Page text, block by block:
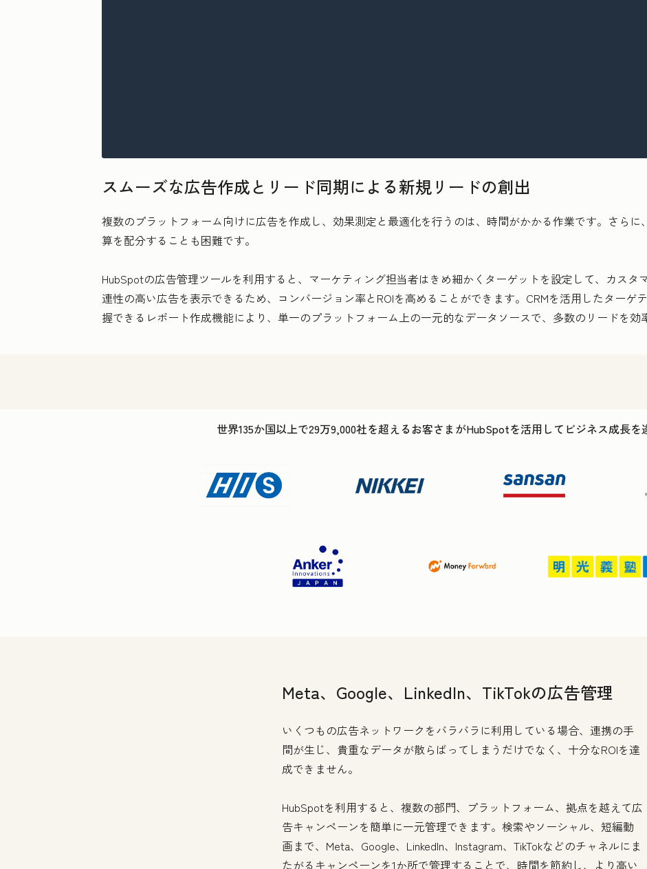
スムーズな広告作成とリード同期による新規リードの創出
複数のプラットフォーム向けに広告を作成し、効果測定と最適化を行うのは、時間がかかる作業です。さら
算を配分することも困難です。
HubSpotの広告管理ツールを利用すると、マーケティング担当者はきめ細かくターゲットを設定して、カスタ
連性の高い広告を表示できるため、コンバージョン率とROIを高めることができます。CRMを活用したターゲ
握できるレポート作成機能により、単一のプラットフォーム上の一元的なデータソースで、多数のリードを効
世界135か国以上で29万9,000社を超えるお客さまがHubSpotを活用してビジネス成長を
Meta、Google、LinkedIn、TikTokの広告管理
いくつもの広告ネットワークをバラバラに利用している場合、連携の手
間が生じ、貴重なデータが散らばってしまうだけでなく、十分なROIを達
成できません。
HubSpotを利用すると、複数の部門、プラットフォーム、拠点を越えて広
告キャンペーンを簡単に一元管理できます。検索やソーシャル、短編動
画まで、Meta、Google、LinkedIn、Instagram、TikTokなどのチャネルにま
たがるキャンペーンを1か所で管理することで、時間を節約し、より高い